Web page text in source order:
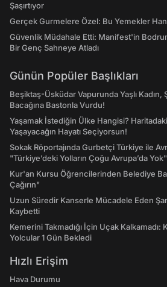
Şaşırtıyor
Gerçek Gurmelere Özel: Bu Yemekler
Güvenlik Müdahale Etti: Manifest'in
Bir Genç Sahneye Atladı
Günün Popüler Başlıkları
Beşiktaş-Üsküdar Vapurunda Yaşlı Kadın,
Bacağına Bastonla Vurdu!
Yaşamak İstediğin Ülke Hangisi?
Yaşayacağın Hayatı Seçiyorsun!
Sokak Röportajında Gurbetçi Türkiye ile
"Türkiye’deki Yolların Çoğu Avrupa’da Yok"
Kur'an Kursu Öğrencilerinden Belediye
Çağırın"
Uzun Süredir Kanserle Mücadele Eden
Kaybetti
Kemerini Takmadığı İçin Uçak
Yolcular 1 Gün Bekledi
Hızlı Erişim
Hava Durumu